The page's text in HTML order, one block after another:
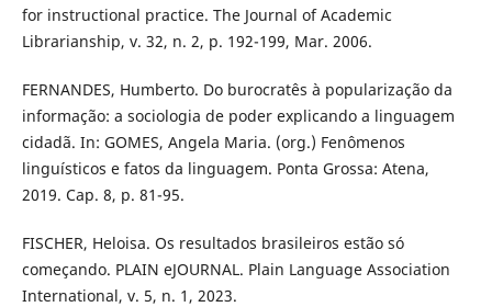
for instructional practice. The Journal of Academic
Librarianship, v. 32, n. 2, p. 192-199, Mar. 2006.
FERNANDES, Humberto. Do burocratês à popularização da
informação: a sociologia de poder explicando a linguagem
cidadã. In: GOMES, Angela Maria. (org.) Fenômenos
linguísticos e fatos da linguagem. Ponta Grossa: Atena,
2019. Cap. 8, p. 81-95.
FISCHER, Heloisa. Os resultados brasileiros estão só
começando. PLAIN eJOURNAL. Plain Language Association
International, v. 5, n. 1, 2023.